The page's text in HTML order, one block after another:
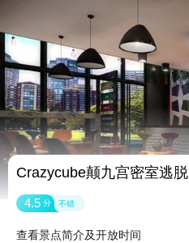
Crazycube颠九宫密室逃脱
4.5 分 不错
查看景点简介及开放时间